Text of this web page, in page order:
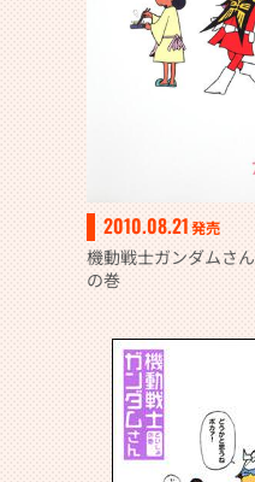
2010.08.21発売
機動戦士ガンダムさ
の巻